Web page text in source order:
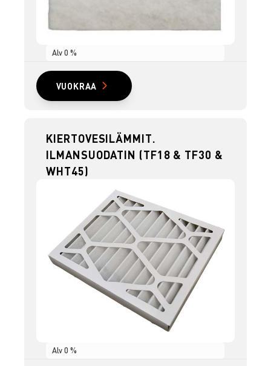
Alv 0 %
VUOKRAA
KIERTOVESILÄMMIT.
ILMANSUODATIN (TF18 & TF30 &
WHT45)
Alv 0 %